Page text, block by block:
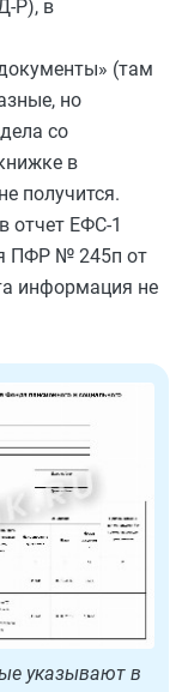
Р), в
(там
но
со
в
получится.
отчет ЕФС-1
ПФР № 245п от
информация не
указывают в